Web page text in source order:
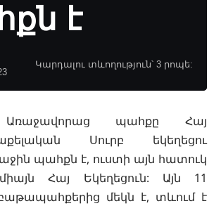
է
Կարդալու տևողություն՝ 3 րոպե:
Առաջավորաց պահքը Հայ
Սուրբ եկեղեցու
պահքն է, ուստի այն հատուկ
Հայ Եկեղեցուն: Այն 11
մեկն է, տևում է